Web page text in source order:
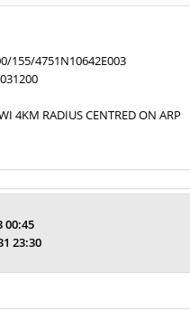
155/4751N10642E003
4KM RADIUS CENTRED ON ARP
00:45
23:30